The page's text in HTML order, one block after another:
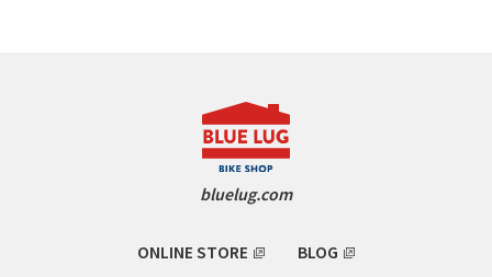
LA MARCHE
LOW BICYCLES
OCEAN AIR CYCLES
bluelug.com
ONLINE STORE
BLOG